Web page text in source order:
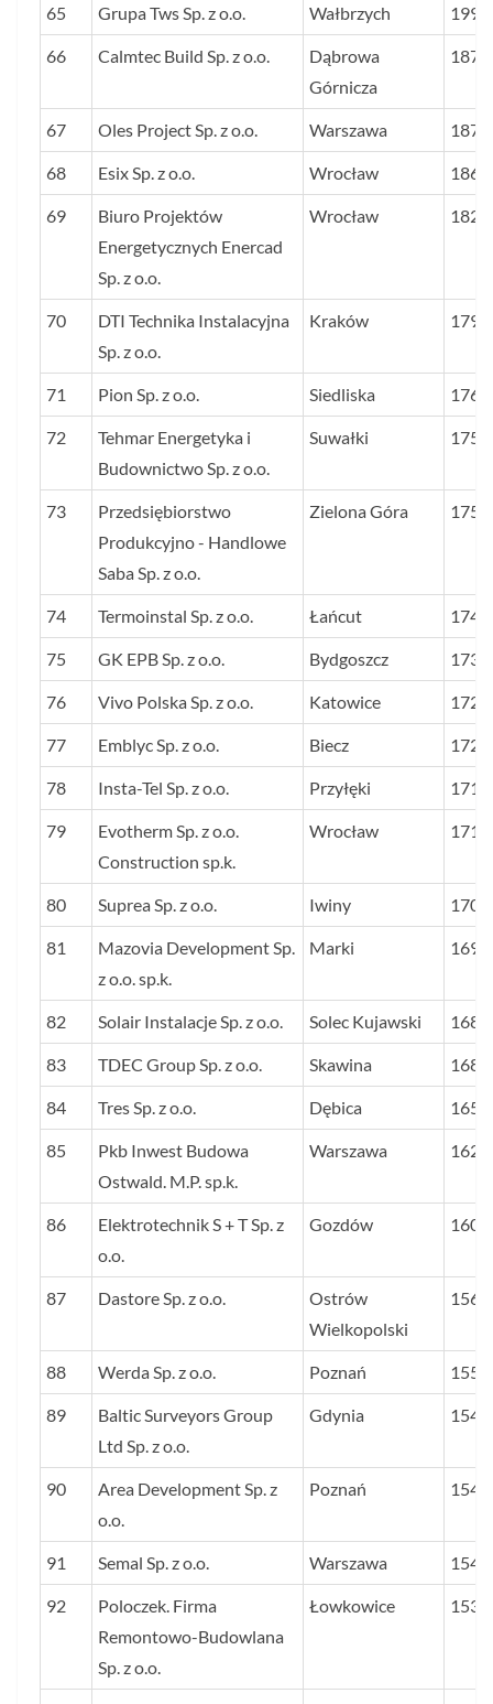
65 Grupa Tws Sp. z o.o. Wałbrzych 1993
66 Calmtec Build Sp. z o.o.
Dąbrowa
Górnicza
1875
67 Oles Project Sp. z o.o. Warszawa 1872
68 Esix Sp. z o.o. Wrocław 1863
69
Biuro Projektów
Energetycznych Enercad
Sp. z o.o.
Wrocław 1824
70
DTI Technika Instalacyjna
Sp. z o.o.
Kraków 1797
71 Pion Sp. z o.o. Siedliska 1764
72
Tehmar Energetyka i
Budownictwo Sp. z o.o.
Suwałki 1756
73
Przedsiębiorstwo
Produkcyjno - Handlowe
Saba Sp. z o.o.
Zielona Góra 1756
74 Termoinstal Sp. z o.o. Łańcut 1749
75 GK EPB Sp. z o.o. Bydgoszcz 1734
76 Vivo Polska Sp. z o.o. Katowice 1721
77 Emblyc Sp. z o.o. Biecz 1720
78 Insta-Tel Sp. z o.o. Przyłęki 1714
79
Evotherm Sp. z o.o.
Construction sp.k.
Wrocław 1713
80 Suprea Sp. z o.o. Iwiny 1708
81
Mazovia Development Sp.
z o.o. sp.k.
Marki 1697
82 Solair Instalacje Sp. z o.o. Solec Kujawski 1686
83 TDEC Group Sp. z o.o. Skawina 1683
84 Tres Sp. z o.o. Dębica 1653
85
Pkb Inwest Budowa
Ostwald. M.P. sp.k.
Warszawa 1626
86
Elektrotechnik S + T Sp. z
o.o.
Gozdów 1608
87 Dastore Sp. z o.o.
Ostrów
Wielkopolski
1563
88 Werda Sp. z o.o. Poznań 1556
89
Baltic Surveyors Group
Ltd Sp. z o.o.
Gdynia 1546
90
Area Development Sp. z
o.o.
Poznań 1544
91 Semal Sp. z o.o. Warszawa 1542
92
Poloczek. Firma
Remontowo-Budowlana
Sp. z o.o.
Łowkowice 1539